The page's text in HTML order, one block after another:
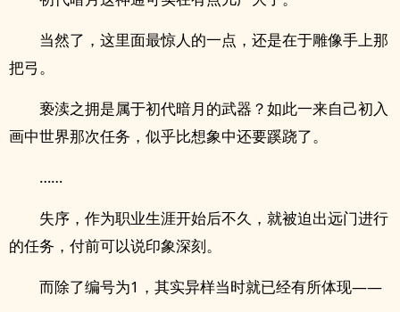
当然了，这里面最惊人的一点，还是在于雕像手上那
把弓。
亵渎之拥是属于初代暗月的武器？如此一来自己初入
画中世界那次任务，似乎比想象中还要蹊跷了。
……
失序，作为职业生涯开始后不久，就被迫出远门进行
的任务，付前可以说印象深刻。
而除了编号为1，其实异样当时就已经有所体现——